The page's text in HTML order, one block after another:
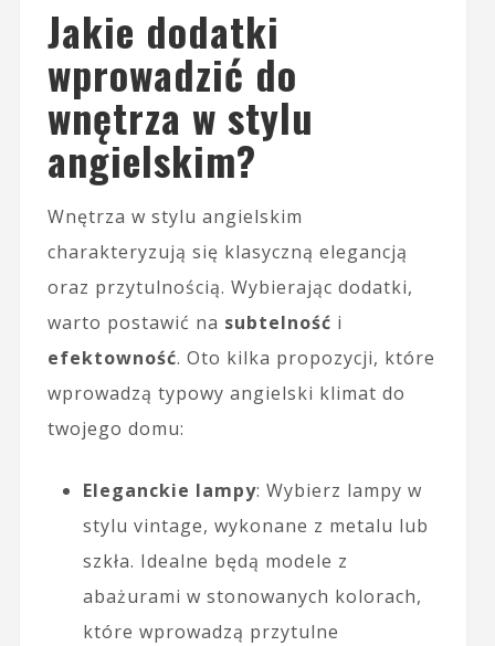
Jakie dodatki
wprowadzić do
wnętrza w stylu
angielskim?
Wnętrza w stylu angielskim
charakteryzują się klasyczną elegancją
oraz przytulnością. Wybierając dodatki,
warto postawić na subtelność i
efektowność. Oto kilka propozycji, które
wprowadzą typowy angielski klimat do
twojego domu:
Eleganckie lampy: Wybierz lampy w
stylu vintage, wykonane z metalu lub
szkła. Idealne będą modele z
abażurami w stonowanych kolorach,
które wprowadzą przytulne